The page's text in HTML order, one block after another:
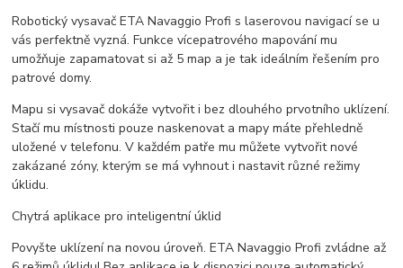
Robotický vysavač ETA Navaggio Profi s laserovou navigací se u
vás perfektně vyzná. Funkce vícepatrového mapování mu
umožňuje zapamatovat si až 5 map a je tak ideálním řešením pro
patrové domy.
Mapu si vysavač dokáže vytvořit i bez dlouhého prvotního uklízení.
Stačí mu místnosti pouze naskenovat a mapy máte přehledně
uložené v telefonu. V každém patře mu můžete vytvořit nové
zakázané zóny, kterým se má vyhnout i nastavit různé režimy
úklidu.
Chytrá aplikace pro inteligentní úklid
Povyšte uklízení na novou úroveň. ETA Navaggio Profi zvládne až